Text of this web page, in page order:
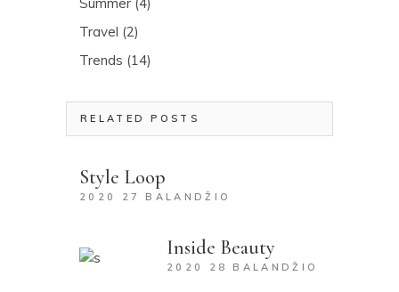
Travel (2)
Trends (14)
RELATED POSTS
Style Loop
2020 27 BALANDŽIO
Inside Beauty
2020 28 BALANDŽIO